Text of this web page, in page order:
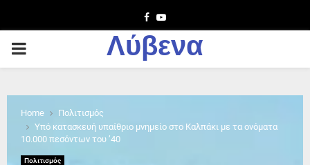
Facebook
Youtube
PRIMARY
Λύβενα
Home
Πολιτισμός
Υπό κατασκευή υπαίθριο μνημείο στο Καλπάκι με τα ονόματα
10.000 πεσόντων του ’40
Πολιτισμός